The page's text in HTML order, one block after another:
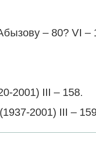
– 80? VI –
2001) III – 158.
(1937-2001) III –